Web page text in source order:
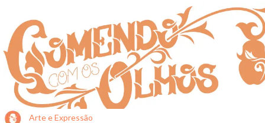
Arte e Expressão